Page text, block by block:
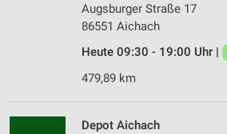
Augsburger Straße 17
86551 Aichach
Heute 09:30 - 19:00 Uhr |
479,89 km
Depot Aichach